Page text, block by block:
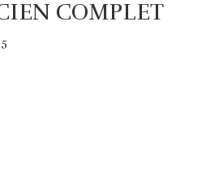
COMPLET